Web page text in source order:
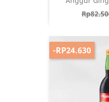
Harga
-RP24.630